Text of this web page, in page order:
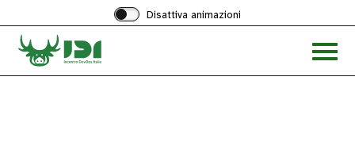
Disattiva animazioni
Accedi
menu